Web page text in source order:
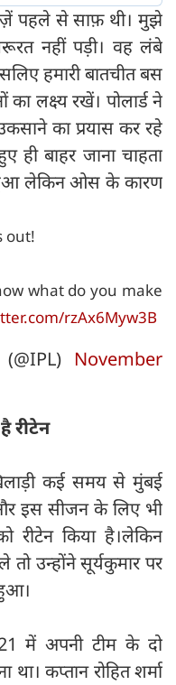
पहले से साफ़ थी। मुझे
नहीं पड़ी। वह लंबे
हमारी बातचीत बस
लक्ष्य रखें। पोलार्ड ने
का प्रयास कर रहे
बाहर जाना चाहता
हुआ लेकिन ओस के कारण
out!
what do you make
rzAx6Myw3B
November
रीटेन
कई समय से मुंबई
इस सीजन के लिए भी
रीटेन किया है।लेकिन
तो उन्होंने सूर्यकुमार पर
में अपनी टीम के दो
था। कप्तान रोहित शर्मा